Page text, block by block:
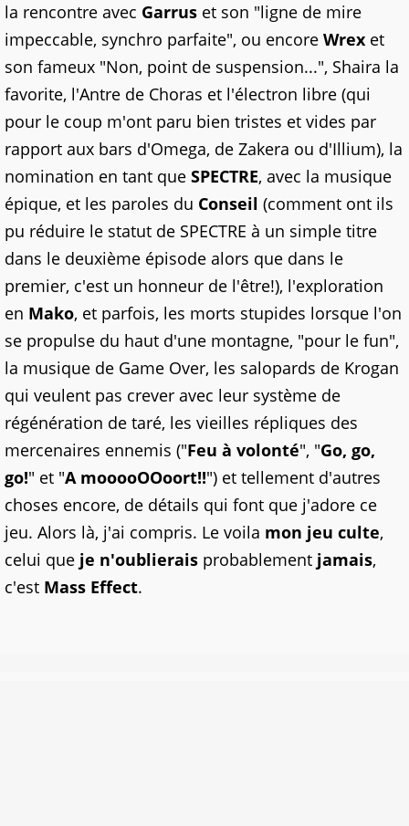
la rencontre avec Garrus et son "ligne de mire
impeccable, synchro parfaite", ou encore Wrex et
son fameux "Non, point de suspension...", Shaira la
favorite, l'Antre de Choras et l'électron libre (qui
pour le coup m'ont paru bien tristes et vides par
rapport aux bars d'Omega, de Zakera ou d'Illium), la
nomination en tant que SPECTRE, avec la musique
épique, et les paroles du Conseil (comment ont ils
pu réduire le statut de SPECTRE à un simple titre
dans le deuxième épisode alors que dans le
premier, c'est un honneur de l'être!), l'exploration
en Mako, et parfois, les morts stupides lorsque l'on
se propulse du haut d'une montagne, "pour le fun",
la musique de Game Over, les salopards de Krogan
qui veulent pas crever avec leur système de
régénération de taré, les vieilles répliques des
mercenaires ennemis ("Feu à volonté", "Go, go,
go!" et "A mooooOOoort!!") et tellement d'autres
choses encore, de détails qui font que j'adore ce
jeu. Alors là, j'ai compris. Le voila mon jeu culte,
celui que je n'oublierais probablement jamais,
c'est Mass Effect.